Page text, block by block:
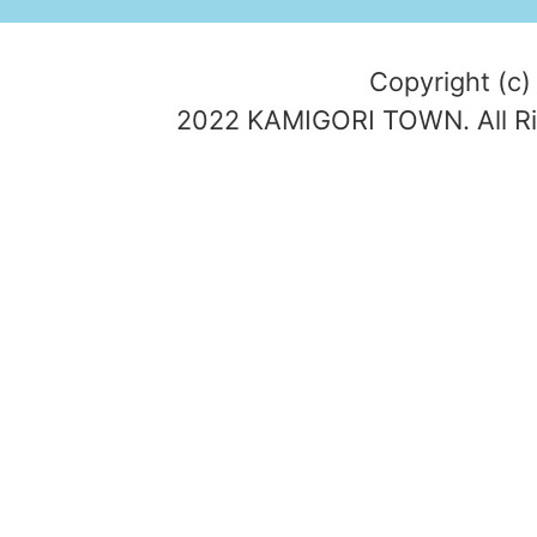
Copyright (c)
2022 KAMIGORI TOWN. All